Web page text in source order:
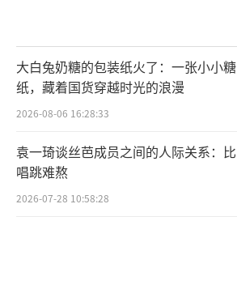
大白兔奶糖的包装纸火了：一张小小糖
纸，藏着国货穿越时光的浪漫
2026-08-06 16:28:33
袁一琦谈丝芭成员之间的人际关系：比
唱跳难熬
2026-07-28 10:58:28